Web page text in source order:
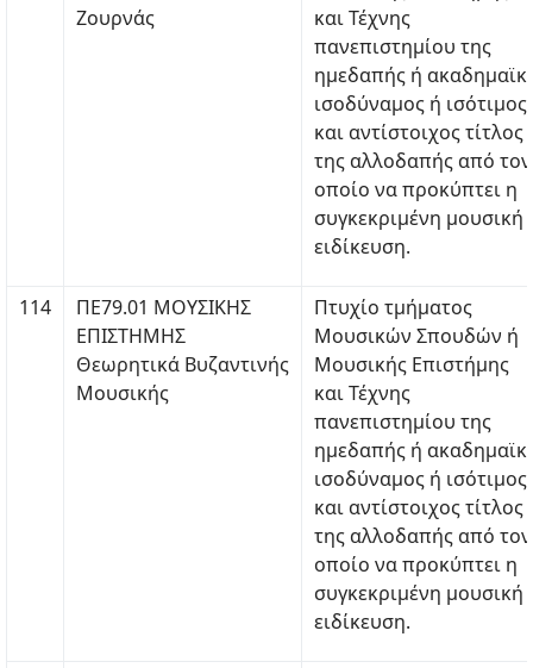
Ζουρνάς
και Τέχνης
πανεπιστημίου της
ημεδαπής ή
ισοδύναμος ή ισότιμος
και αντίστοιχος τίτλος
της αλλοδαπής από τον
οποίο να προκύπτει η
συγκεκριμένη μουσική
ειδίκευση.
114
ΠΕ79.01 ΜΟΥΣΙΚΗΣ
ΕΠΙΣΤΗΜΗΣ
Θεωρητικά Βυζαντινής
Μουσικής
Πτυχίο τμήματος
Μουσικών Σπουδών ή
Μουσικής Επιστήμης
και Τέχνης
πανεπιστημίου της
ημεδαπής ή
ισοδύναμος ή ισότιμος
και αντίστοιχος τίτλος
της αλλοδαπής από τον
οποίο να προκύπτει η
συγκεκριμένη μουσική
ειδίκευση.